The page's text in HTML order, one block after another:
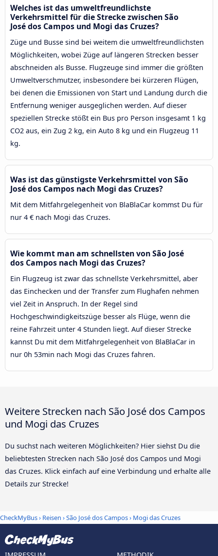
Welches ist das umweltfreundlichste
Verkehrsmittel für die Strecke zwischen São
José dos Campos und Mogi das Cruzes?
Züge und Busse sind bei weitem die umweltfreundlichsten
Möglichkeiten, wobei Züge auf längeren Strecken besser
abschneiden als Busse. Flugzeuge sind immer die größten
Umweltverschmutzer, insbesondere bei kürzeren Flügen,
bei denen die Emissionen von Start und Landung durch die
Entfernung weniger ausgeglichen werden. Auf dieser
speziellen Strecke stößt ein Bus pro Person insgesamt 1 kg
CO2 aus, ein Zug 2 kg, ein Auto 8 kg und ein Flugzeug 11
kg.
Was ist das günstigste Verkehrsmittel von São
José dos Campos nach Mogi das Cruzes?
Mit dem Mitfahrgelegenheit von BlaBlaCar kommst Du für
nur 4 € nach Mogi das Cruzes.
Wie kommt man am schnellsten von São José
dos Campos nach Mogi das Cruzes?
Ein Flugzeug ist zwar das schnellste Verkehrsmittel, aber
das Einchecken und der Transfer zum Flughafen nehmen
viel Zeit in Anspruch. In der Regel sind
Hochgeschwindigkeitszüge besser als Flüge, wenn die
reine Fahrzeit unter 4 Stunden liegt. Auf dieser Strecke
kannst Du mit dem Mitfahrgelegenheit von BlaBlaCar in
nur 0h 53min nach Mogi das Cruzes fahren.
Weitere Strecken nach São José dos Campos
und Mogi das Cruzes
Du suchst nach weiteren Möglichkeiten? Hier siehst Du die
beliebtesten Strecken nach São José dos Campos und Mogi
das Cruzes. Klick einfach auf eine Verbindung und erhalte alle
Details zur Strecke!
CheckMyBus› Reisen ›São José dos Campos› Mogi das Cruzes